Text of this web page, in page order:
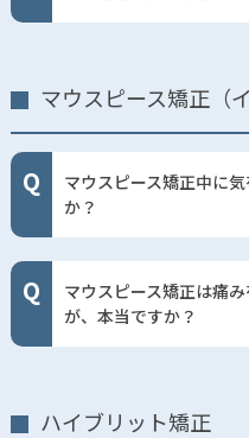
マウスピース矯正（
マウスピース矯正中に
か？
マウスピース矯正は痛
が、本当ですか？
ハイブリット矯正